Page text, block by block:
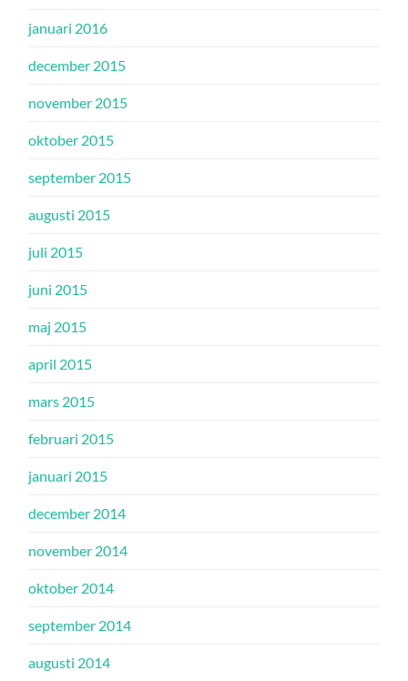
januari 2016
december 2015
november 2015
oktober 2015
september 2015
augusti 2015
juli 2015
juni 2015
maj 2015
april 2015
mars 2015
februari 2015
januari 2015
december 2014
november 2014
oktober 2014
september 2014
augusti 2014